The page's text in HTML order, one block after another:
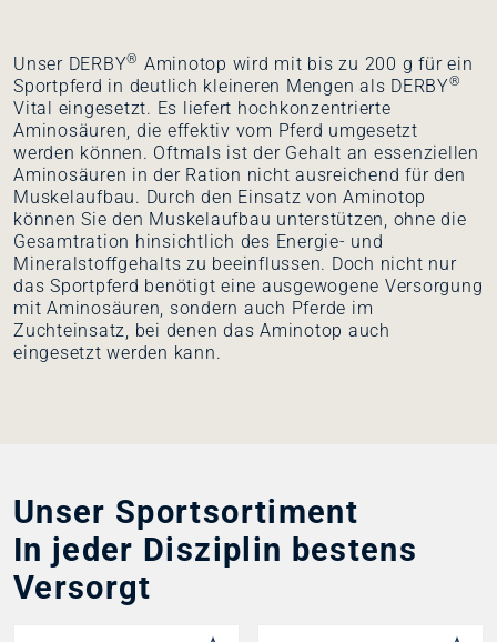
Unser DERBY® Aminotop wird mit bis zu 200 g für ein
Sportpferd in deutlich kleineren Mengen als DERBY®
Vital eingesetzt. Es liefert hochkonzentrierte
Aminosäuren, die effektiv vom Pferd umgesetzt
werden können. Oftmals ist der Gehalt an essenziellen
Aminosäuren in der Ration nicht ausreichend für den
Muskelaufbau. Durch den Einsatz von Aminotop
können Sie den Muskelaufbau unterstützen, ohne die
Gesamtration hinsichtlich des Energie- und
Mineralstoffgehalts zu beeinflussen. Doch nicht nur
das Sportpferd benötigt eine ausgewogene Versorgung
mit Aminosäuren, sondern auch Pferde im
Zuchteinsatz, bei denen das Aminotop auch
eingesetzt werden kann.
Unser Sportsortiment
In jeder Disziplin bestens
Versorgt